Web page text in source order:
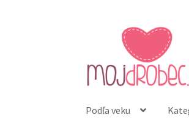
Preskočiť
navigáciu
Preskočiť
obsah
Podľa veku